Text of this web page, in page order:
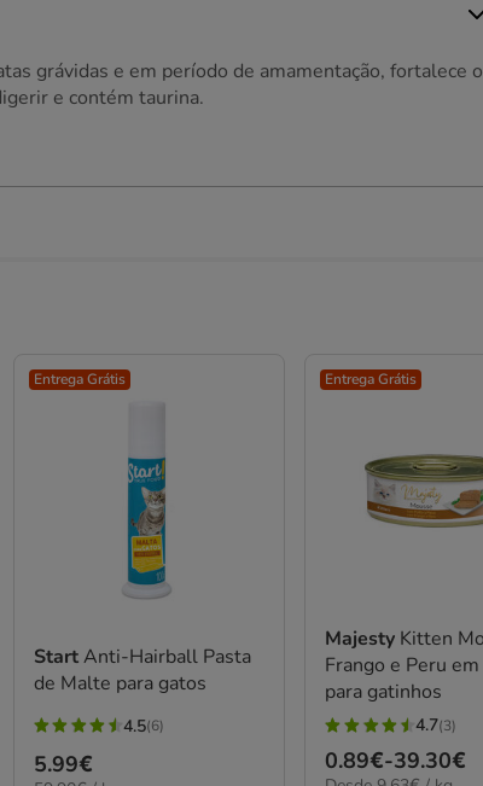
grávidas e em período de amamentação, fortalece o
e contém taurina.
Entrega Grátis
StartAnti-Hairball Pasta
de Malte para gatos
4.5
estrelas
4.5(6)
Preço
5.99€
Entrega Grátis
Majesty Kitten
Frango e Peru em
para gatinhos
4.7
estrelas
4.7(3)
Preço
0.89€-39.30€